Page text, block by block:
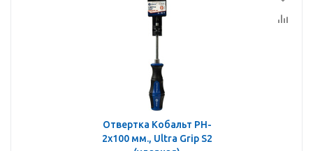
Отвертка Кобальт PH-
2х100 мм., Ultra Grip S2